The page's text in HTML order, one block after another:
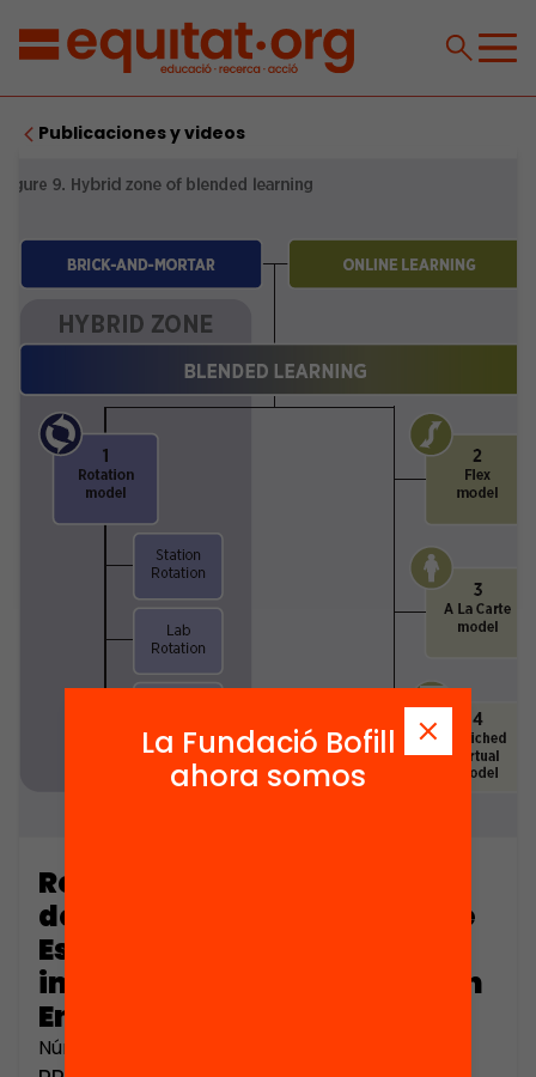
Publicaciones y videos
Reunión de representantes
de talleres universitarios de
Estudios Europeos
impulsados por la Fundación
Encuentro (part 2)
Número de páginas: 986
La Fundació Bofill
ahora somos